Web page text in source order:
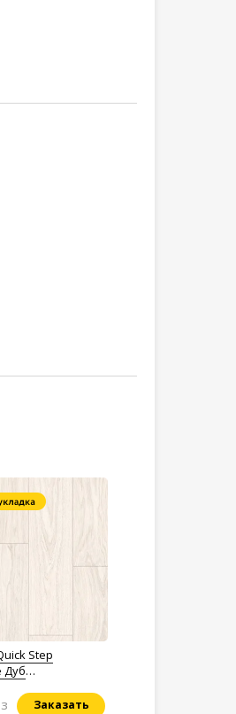
Step
Дуб
Заказать